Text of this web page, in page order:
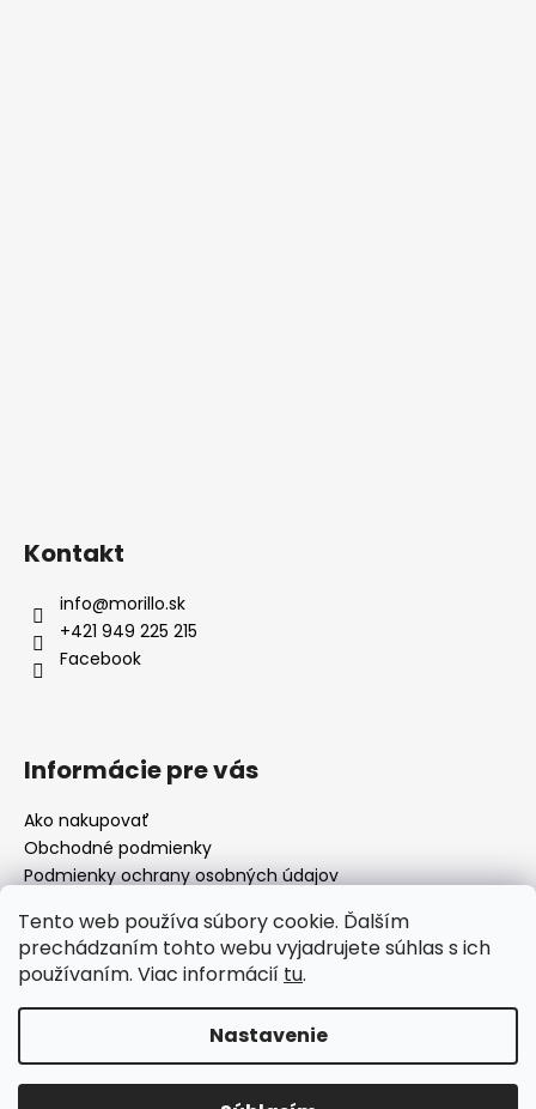
Tento web používa súbory cookie. Ďalším
prechádzaním tohto webu vyjadrujete súhlas s ich
používaním. Viac informácií tu.
Nastavenie
Kontakt
info@morillo.sk
+421 949 225 215
Facebook
Informácie pre vás
Ako nakupovať
Obchodné podmienky
Podmienky ochrany osobných údajov